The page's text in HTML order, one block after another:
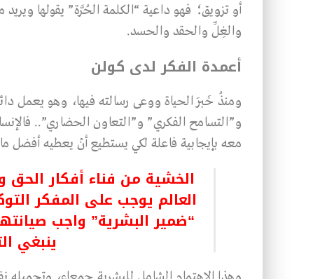
أو تزويق؛ فهو داعية “الكلمة الحُرَّة” يقولها
والغِلِّ والحقد والحسد.
أعمدة الفكر لدى كولن
ومنذُ خَبرَ الحياة ووعى رسالته فيها، وهو يعمل
و”التسامح الفكري” و”التعاون الحضاري”..
معه بإيجابية فاعلة لكي يستطيع أنْ يعطيه أفضل
الخشية من فناء أفكار الحق
العالم يوجب على المفكر
“ضمير البشرية” واجب
ينبغي